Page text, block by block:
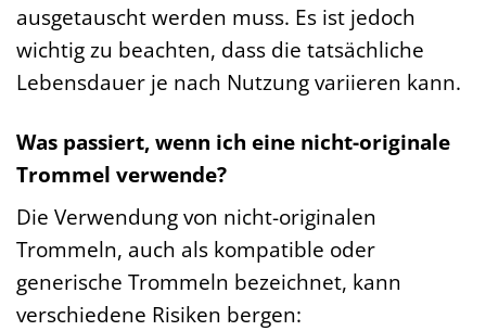
ausgetauscht werden muss. Es ist jedoch
wichtig zu beachten, dass die tatsächliche
Lebensdauer je nach Nutzung variieren kann.
Was passiert, wenn ich eine nicht-originale
Trommel verwende?
Die Verwendung von nicht-originalen
Trommeln, auch als kompatible oder
generische Trommeln bezeichnet, kann
verschiedene Risiken bergen: